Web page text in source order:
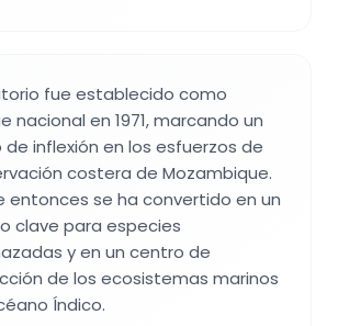
fue establecido como
nacional en 1971, marcando un
inflexión en los esfuerzos de
costera de Mozambique.
entonces se ha convertido en un
clave para especies
y en un centro de
de los ecosistemas marinos
Índico.